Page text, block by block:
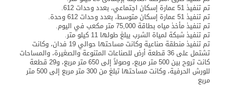
تم تنفيذ 51 عمارة إسكان اجتماعي، بعدد وحدات 612.
تم تنفيذ 51 عمارة إسكان متوسط، بعدد وحدات 612 وحدة.
تم تنفيذ مأخذ مياه بطاقة 75,000 متر مكعب في اليوم.
تم تنفيذ شبكة لمياة الشرب يبلغ طولها 11 كيلو متر.
تم تنفيذ منطقة صناعية وكانت مساحتها حوالي 19 فدان، وكانت
تشتمل على 36 قطعة أرض للصناعات المتنوعة والصغيرة، والمساحات
كانت تروح بين 500 متر مربع، وصولاً إلى 650 متر مربع، و29 قطعة
للورش الحرفية، وكانت مساحتها تبلغ من 300 متر مربع إلى 500 متر
مربع